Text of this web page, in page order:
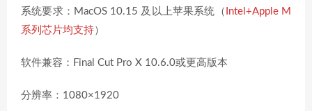
系统要求：MacOS 10.15 及以上苹果系统（ Intel+Apple M
系列芯片均支持）
软件兼容：Final Cut Pro X 10.6.0或更高版本
分辨率：1080×1920